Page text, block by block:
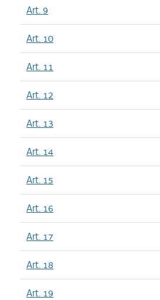
Art. 9
Art. 10
Art. 11
Art. 12
Art. 13
Art. 14
Art. 15
Art. 16
Art. 17
Art. 18
Art. 19